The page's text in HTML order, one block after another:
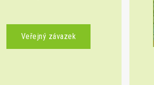
Veřejný závazek